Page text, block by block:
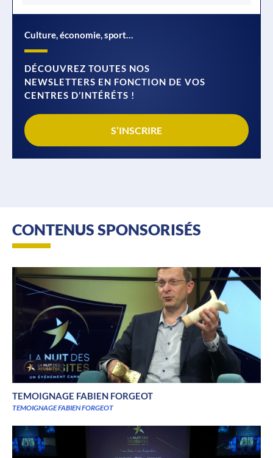
Culture, économie, sport…
DÉCOUVREZ TOUTES NOS
NEWSLETTERS EN FONCTION DE VOS
CENTRES D’INTÉRÉTS !
S’INSCRIRE
CONTENUS SPONSORISÉS
TEMOIGNAGE FABIEN FORGEOT
TEMOIGNAGE FABIEN FORGEOT